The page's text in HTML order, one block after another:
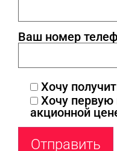
Ваш номер
Хочу
Хочу первую
акционной